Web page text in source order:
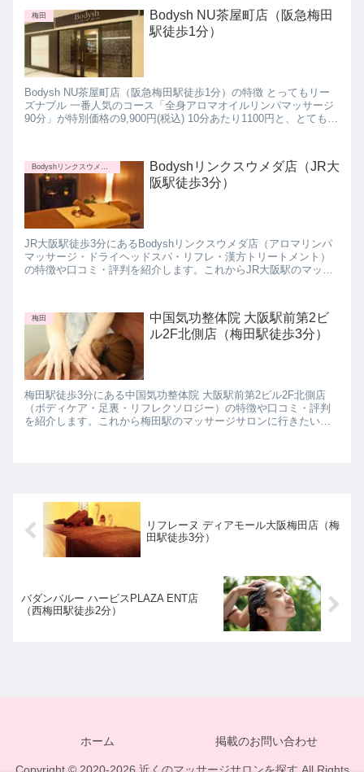
梅田
Bodysh NU茶屋町店（阪急梅田
駅徒歩1分）
Bodysh NU茶屋町店（阪急梅田駅徒歩1分）の特徴 とってもリー
ズナブル 一番人気のコース「全身アロマオイルリンパマッサージ
90分」が特別価格の9,900円(税込) 10分あたり1100円と、とてもリ
Bodyshリンクスウメダ店（JR大
阪駅徒歩3分）
JR大阪駅徒歩3分にあるBodyshリンクスウメダ店（アロマリンパ
マッサージ・ドライヘッドスパ・リフレ・漢方トリートメント）
の特徴や口コミ・評判を紹介します。これからJR大阪駅のマッサ
梅田
中国気功整体院 大阪駅前第2ビ
ル2F北側店（梅田駅徒歩3分）
梅田駅徒歩3分にある中国気功整体院 大阪駅前第2ビル2F北側店
（ボディケア・足裏・リフレクソロジー）の特徴や口コミ・評判
を紹介します。これから梅田駅のマッサージサロンに行きたいと
リフレーヌ ディアモール大阪梅田店（梅
田駅徒歩3分）
バダンバルー ハービスPLAZA ENT店
（西梅田駅徒歩2分）
ホーム 掲載のお問い合わせ